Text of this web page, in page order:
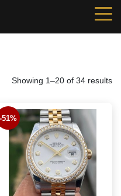
Showing 1–20 of 34 results
-51%